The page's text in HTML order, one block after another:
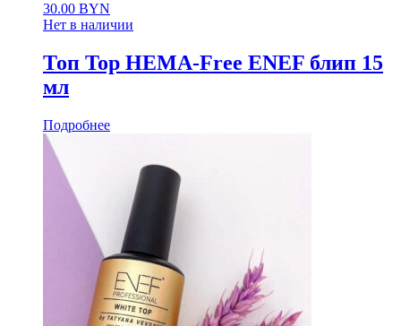
30.00 BYN
Нет в наличии
Топ Top HEMA-Free ENEF блип 15
мл
Подробнее